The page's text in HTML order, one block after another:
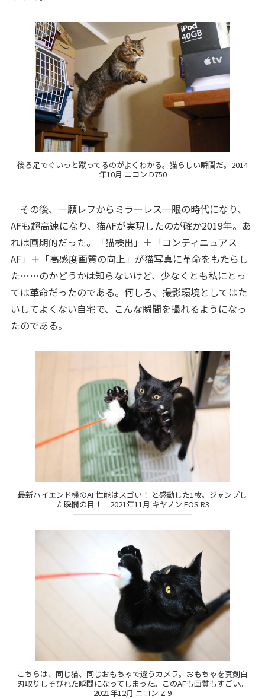
後ろ足でぐいっと蹴ってるのがよくわかる。猫らしい瞬間だ。2014
年10月 ニコン D750
その後、一願レフからミラーレス一眼の時代になり、
AFも超高速になり、猫AFが実現したのが確か2019年。あ
れは画期的だった。「猫検出」＋「コンティニュアス
AF」＋「高感度画質の向上」が猫写真に革命をもたらし
た……のかどうかは知らないけど、少なくとも私にとっ
ては革命だったのである。何しろ、撮影環境としてはた
いしてよくない自宅で、こんな瞬間を撮れるようになっ
たのである。
最新ハイエンド機のAF性能はスゴい！ と感動した1枚。ジャンプし
た瞬間の目！ 2021年11月 キヤノン EOS R3
こちらは、同じ猫、同じおもちゃで違うカメラ。おもちゃを真剣白
刃取りしそびれた瞬間になってしまった。このAFも画質もすごい。
2021年12月 ニコン Z 9